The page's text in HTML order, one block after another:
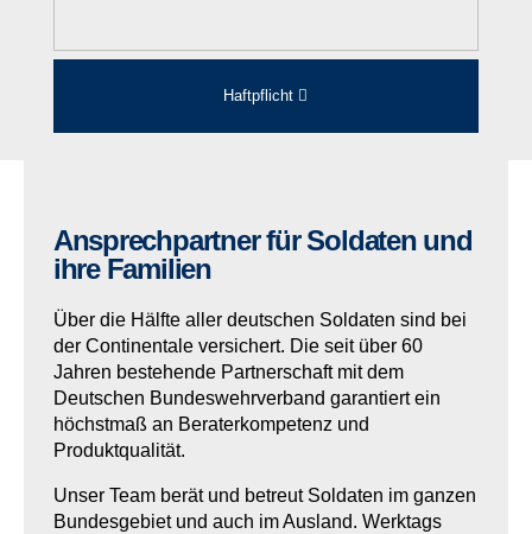
Haftpflicht
Ansprechpartner für Soldaten und
ihre Familien
Über die Hälfte aller deutschen Soldaten sind bei
der Continentale versichert. Die seit über 60
Jahren bestehende Partnerschaft mit dem
Deutschen Bundeswehrverband garantiert ein
höchstmaß an Beraterkompetenz und
Produktqualität.
Unser Team berät und betreut Soldaten im ganzen
Bundesgebiet und auch im Ausland. Werktags